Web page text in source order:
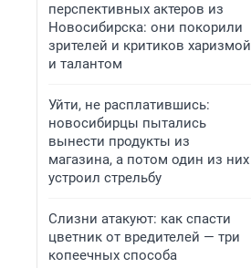
перспективных актеров из
Новосибирска: они покорили
зрителей и критиков харизмой
и талантом
Уйти, не расплатившись:
новосибирцы пытались
вынести продукты из
магазина, а потом один из них
устроил стрельбу
Слизни атакуют: как спасти
цветник от вредителей — три
копеечных способа